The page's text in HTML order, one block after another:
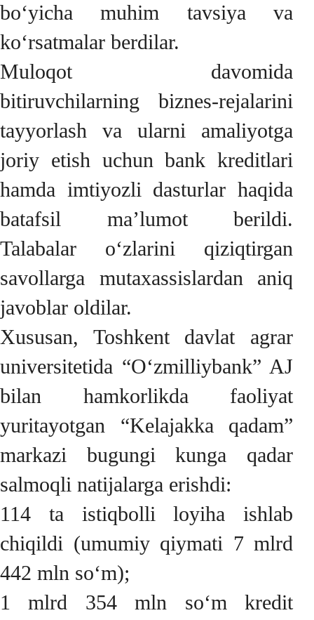
bo‘yicha muhim tavsiya va
ko‘rsatmalar berdilar.
Muloqot davomida
bitiruvchilarning biznes-rejalarini
tayyorlash va ularni amaliyotga
joriy etish uchun bank kreditlari
hamda imtiyozli dasturlar haqida
batafsil ma’lumot berildi.
Talabalar o‘zlarini qiziqtirgan
savollarga mutaxassislardan aniq
javoblar oldilar.
Xususan, Toshkent davlat agrar
universitetida “O‘zmilliybank” AJ
bilan hamkorlikda faoliyat
yuritayotgan “Kelajakka qadam”
markazi bugungi kunga qadar
salmoqli natijalarga erishdi:
114 ta istiqbolli loyiha ishlab
chiqildi (umumiy qiymati 7 mlrd
442 mln so‘m);
1 mlrd 354 mln so‘m kredit